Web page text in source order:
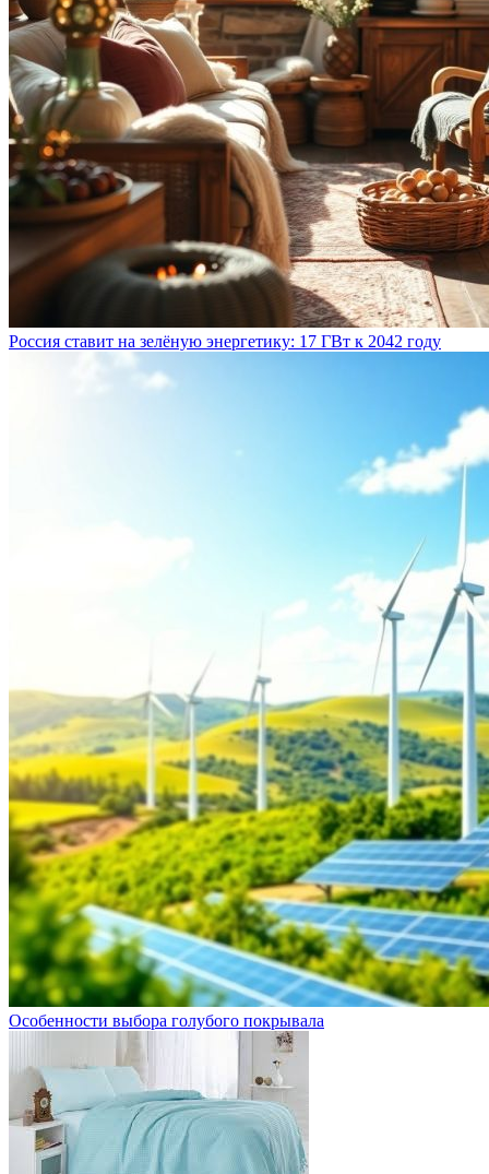
Россия ставит на зелёную энергетику: 17 ГВт к 2042 году
Особенности выбора голубого покрывала